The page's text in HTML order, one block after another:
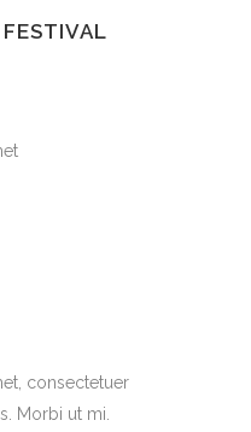
consectetuer
Morbi ut mi.